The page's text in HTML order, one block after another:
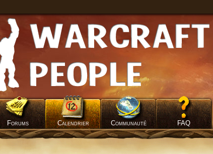
Forums Calendrier Communauté FAQ